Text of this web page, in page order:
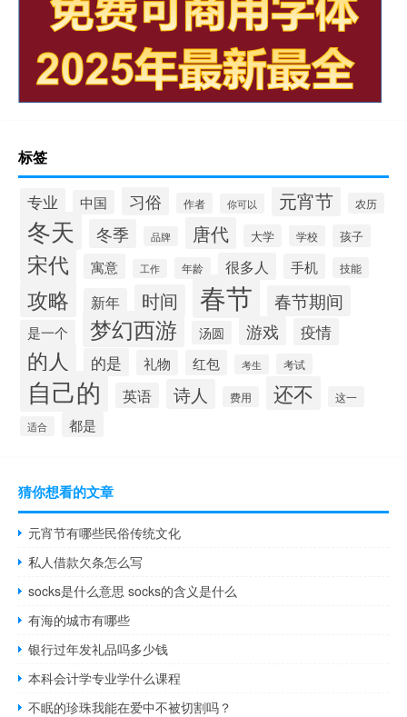
标签
专业 中国 习俗 作者 你可以 元宵节 农历
冬天 冬季 品牌 唐代 大学 学校 孩子
宋代 寓意 工作 年龄 很多人 手机 技能
攻略 新年 时间 春节 春节期间
是一个 梦幻西游 汤圆 游戏 疫情
的人 的是 礼物 红包 考生 考试
自己的 英语 诗人 费用 还不 这一
适合 都是
猜你想看的文章
元宵节有哪些民俗传统文化
私人借款欠条怎么写
socks是什么意思 socks的含义是什么
有海的城市有哪些
银行过年发礼品吗多少钱
本科会计学专业学什么课程
不眠的珍珠我能在爱中不被切割吗？